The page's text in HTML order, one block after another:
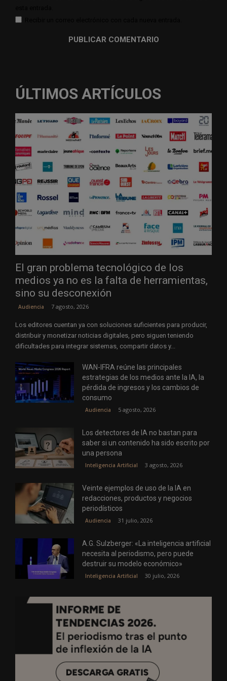
ÚLTIMOS ARTÍCULOS
El gran problema tecnológico de los
medios ya no es la falta de herramientas,
sino su desconexión
Audiencia 7 agosto, 2026
Los editores cuentan ya con soluciones suficientes para producir,
distribuir y monetizar noticias digitales, pero siguen teniendo
dificultades para integrar sistemas, compartir datos y...
WAN-IFRA reúne las principales
estrategias de los medios ante la IA, la
pérdida de ingresos y los cambios de
consumo
Audiencia 5 agosto, 2026
Los detectores de IA no bastan para
saber si un contenido ha sido escrito por
una persona
Inteligencia Artificial 3 agosto, 2026
Veinte ejemplos de uso de la IA en
redacciones, productos y negocios
periodísticos
Audiencia 31 julio, 2026
A.G. Sulzberger: «La inteligencia artificial
necesita al periodismo, pero puede
destruir su modelo económico»
Inteligencia Artificial 30 julio, 2026